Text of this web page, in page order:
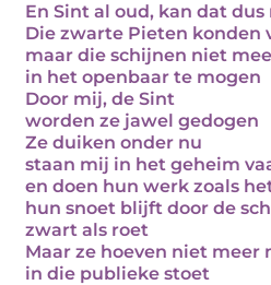
En Sint al oud, kan dat dus
Die zwarte Pieten konden
maar die schijnen niet
in het openbaar te mogen
Door mij, de Sint
worden ze jawel gedogen
Ze duiken onder nu
staan mij in het geheim
en doen hun werk zoals
hun snoet blijft door de
zwart als roet
Maar ze hoeven niet meer
in die publieke stoet